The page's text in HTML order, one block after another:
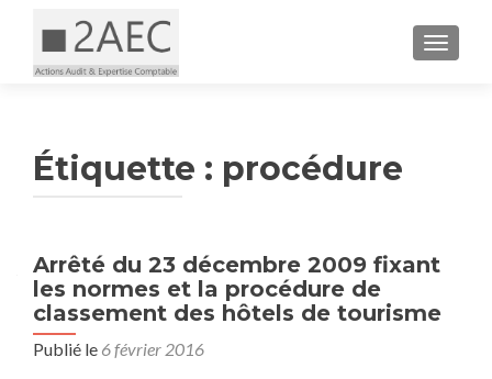
Étiquette : procédure
Arrêté du 23 décembre 2009 fixant
les normes et la procédure de
classement des hôtels de tourisme
Publié le 6 février 2016